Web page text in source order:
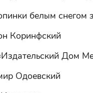
белым снегом
Коринфский
Дом
Одоевский